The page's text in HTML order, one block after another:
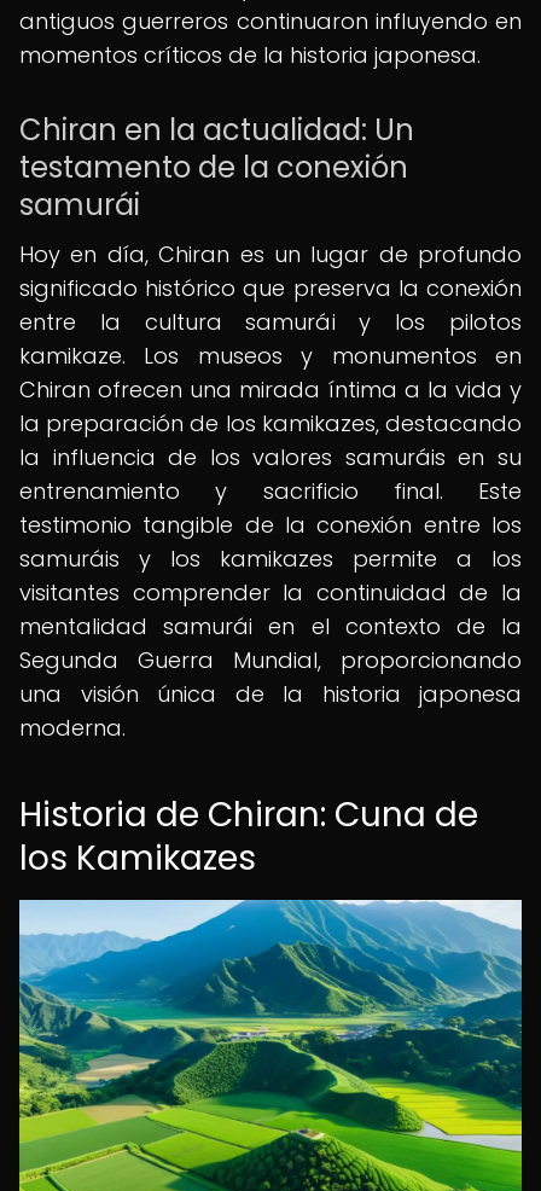
antiguos guerreros continuaron influyendo en
momentos críticos de la historia japonesa.
Chiran en la actualidad: Un
testamento de la conexión
samurái
Hoy en día, Chiran es un lugar de profundo
significado histórico que preserva la conexión
entre la cultura samurái y los pilotos
kamikaze. Los museos y monumentos en
Chiran ofrecen una mirada íntima a la vida y
la preparación de los kamikazes, destacando
la influencia de los valores samuráis en su
entrenamiento y sacrificio final. Este
testimonio tangible de la conexión entre los
samuráis y los kamikazes permite a los
visitantes comprender la continuidad de la
mentalidad samurái en el contexto de la
Segunda Guerra Mundial, proporcionando
una visión única de la historia japonesa
moderna.
Historia de Chiran: Cuna de
los Kamikazes